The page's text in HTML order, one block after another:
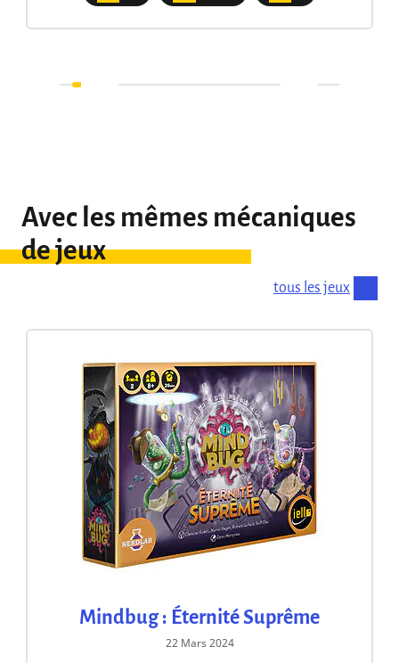
Avec les mêmes mécaniques
de jeux
tous les jeux
Mindbug : Éternité Suprême
22 Mars 2024